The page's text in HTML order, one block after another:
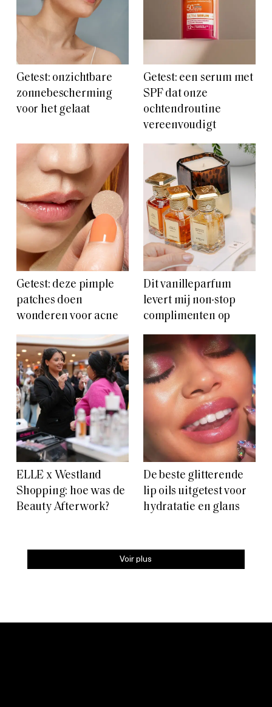
Getest: onzichtbare
zonnebescherming
voor het gelaat
Getest: een serum met
SPF dat onze
ochtendroutine
vereenvoudigt
Getest: deze pimple
patches doen
wonderen voor acne
Dit vanilleparfum
levert mij non-stop
complimenten op
ELLE x Westland
Shopping: hoe was de
Beauty Afterwork?
De beste glitterende
lip oils uitgetest voor
hydratatie en glans
Voir plus